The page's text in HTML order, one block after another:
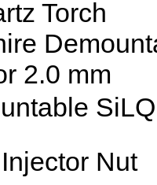
Torch
2.0 mm
Nut